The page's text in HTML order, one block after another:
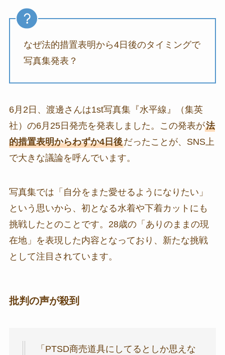
なぜ法的措置表明から4日後のタイミングで
写真集発表？
6月2日、渡邊さんは1st写真集『水平線』（集英
社）の6月25日発売を発表しました。この発表が法
的措置表明からわずか4日後だったことが、SNS上
で大きな議論を呼んでいます。
写真集では「自分をまた愛せるようになりたい」
という思いから、初となる水着や下着カットにも
挑戦したとのことです。28歳の「ありのままの現
在地」を表現した内容となっており、新たな挑戦
として注目されています。
批判の声が殺到
「PTSD商売道具にしてるとしか思えな